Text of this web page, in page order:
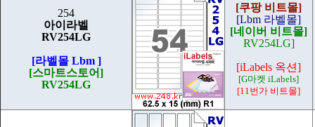
254
아이라벨
RV254LG
[라벨몰 Lbm ]
[스마트스토어]
RV254LG
[쿠팡 비트몰]
[Lbm 라벨몰]
[네이버 비트몰]
RV254LG]
[iLabels 옥션]
[G마켓 iLabels]
[11번가 비트몰]